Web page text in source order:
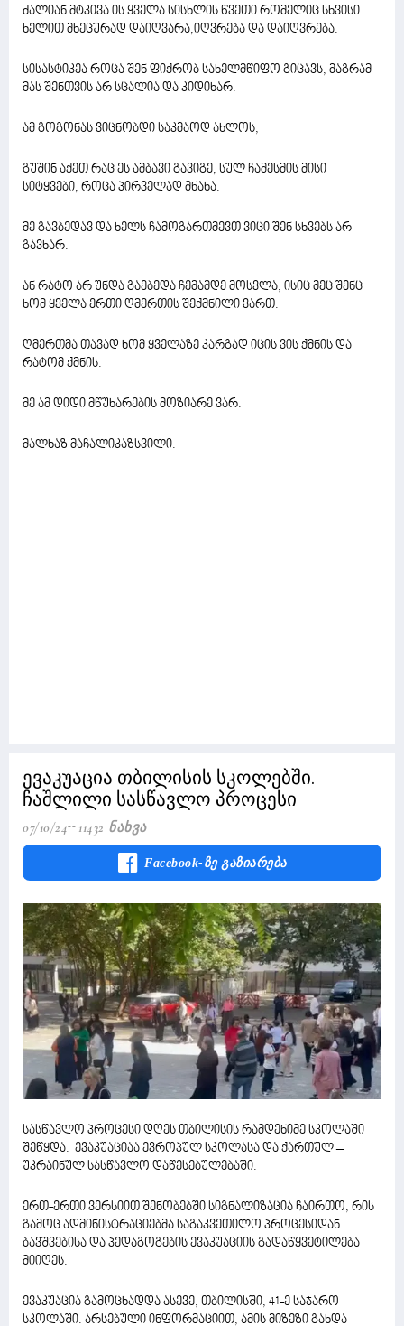
ძალიან მტკივა ის ყველა სისხლის წვეთი რომელიც სხვისი
ხელით მხეცურად დაიღვარა,იღვრება და დაიღვრება.
სისასტიკეა როცა შენ ფიქრობ სახელმწიფო გიცავს, მაგრამ
მას შენთვის არ სცალია და კიდიხარ.
ამ გოგონას ვიცნობდი საკმაოდ ახლოს,
გუშინ აქეთ რაც ეს ამბავი გავიგე, სულ ჩამესმის მისი
სიტყვები, როცა პირველად მნახა.
მე გავბედავ და ხელს ჩამოგართმევთ ვიცი შენ სხვებს არ
გავხარ.
ან რატო არ უნდა გაებედა ჩემამდე მოსვლა, ისიც მეც შენც
ხომ ყველა ერთი ღმერთის შექმნილი ვართ.
ღმერთმა თავად ხომ ყველაზე კარგად იცის ვის ქმნის და
რატომ ქმნის.
მე ამ დიდი მწუხარების მოზიარე ვარ.
მალხაზ მაჩალიკაზსვილი.
ევაკუაცია თბილისის სკოლებში.
ჩაშლილი სასწავლო პროცესი
07/10/24 11432 Ნახვა
Facebook-Ზე Გაზიარება
სასწავლო პროცესი დღეს თბილისის რამდენიმე სკოლაში
შეწყდა. ევაკუაციაა ევროპულ სკოლასა და ქართულ –
უკრაინულ სასწავლო დაწესებულებაში.
ერთ-ერთი ვერსიით შენობებში სიგნალიზაცია ჩაირთო, რის
გამოც ადმინისტრაციებმა საგაკვეთილო პროცესიდან
ბავშვებისა და პედაგოგების ევაკუაციის გადაწყვეტილება
მიიღეს.
ევაკუაცია გამოცხადდა ასევე, თბილისში, 41-ე საჯარო
სკოლაში. არსებული ინფორმაციით, ამის მიზეზი გახდა